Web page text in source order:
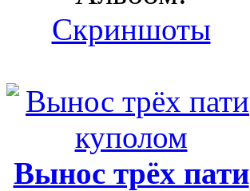
Скриншоты
Вынос трёх пати